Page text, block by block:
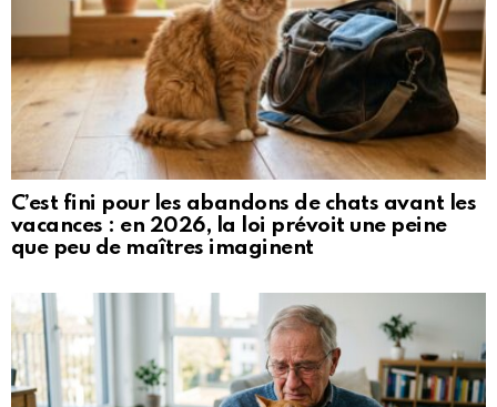
C’est fini pour les abandons de chats avant les
vacances : en 2026, la loi prévoit une peine
que peu de maîtres imaginent